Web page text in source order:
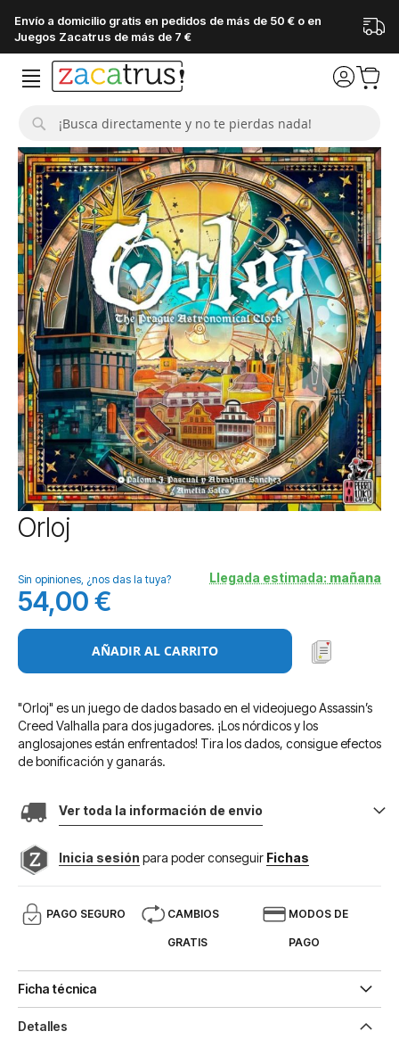
Envío a domicilio gratis en pedidos de más de 50 € o en
Juegos Zacatrus de más de 7 €
Buscar
Saltar
al
final
de
la
galería
de
imágenes
Saltar
al
de
la
galería
de
Orloj
Llegada estimada: mañana
Sin opiniones, ¿nos das la tuya?
54,00 €
AÑADIR AL CARRITO
"Orloj" es un juego de dados basado en el videojuego Assassin’s
Creed Valhalla para dos jugadores. ¡Los nórdicos y los
anglosajones están enfrentados! Tira los dados, consigue efectos
de bonificación y ganarás.
Ver toda la información de envio
Inicia sesión para poder conseguir Fichas
PAGO SEGURO CAMBIOS
GRATIS
MODOS DE
PAGO
Ficha técnica
Detalles